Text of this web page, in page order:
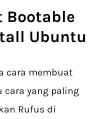
Bootable
Ubuntu
cara membuat
cara yang paling
Rufus di